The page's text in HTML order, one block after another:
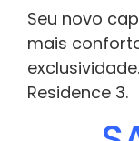
Seu novo
mais
Residence 3.